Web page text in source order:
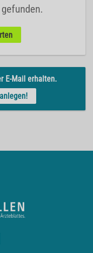
E-Mail erhalten.